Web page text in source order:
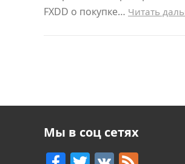
FXDD о покупке… Читать
Мы в соц сетях